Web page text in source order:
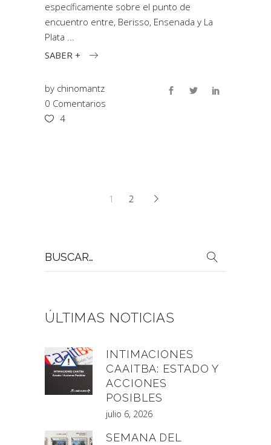
específicamente sobre el punto de
encuentro entre, Berisso, Ensenada y La
Plata
SABER +
by chinomantz
0 Comentarios
4
1 2
por:
ÚLTIMAS NOTICIAS
INTIMACIONES
CAAITBA: ESTADO Y
ACCIONES
POSIBLES
julio 6, 2026
SEMANA DEL